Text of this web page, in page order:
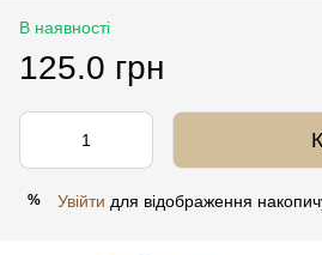
В наявності
125.0 грн
% Увійти для відображення